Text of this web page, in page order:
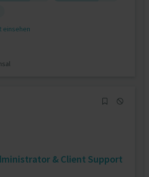
einsehen
& Client Support